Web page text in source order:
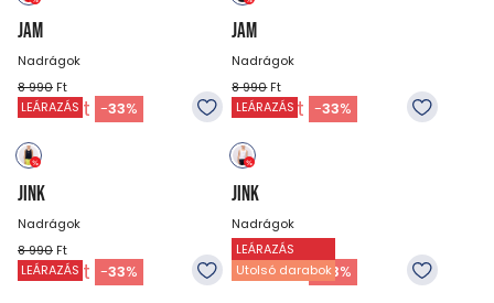
JAM
Nadrágok
8 990 Ft
5 990Ft -33%
JAM
Nadrágok
8 990Ft
5 990Ft -33%
LEÁRAZÁS
JINK
Nadrágok
8 990 Ft
5 990Ft -33%
LEÁRAZÁS
JINK
Nadrágok
8 990Ft
5 990Ft -33%
LEÁRAZÁS
LEÁRAZÁS
Utolsó darabok